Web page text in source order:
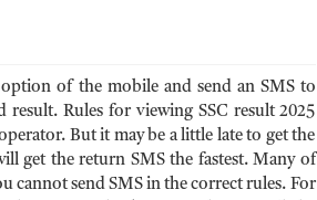
Result 2025 Dinajpur Board
2025 Sylhet Board
of the mobile and send an SMS to
Rules for viewing SSC result 2025
But it may be a little late to get the
get the return SMS the fastest. Many of
cannot send SMS in the correct rules. For